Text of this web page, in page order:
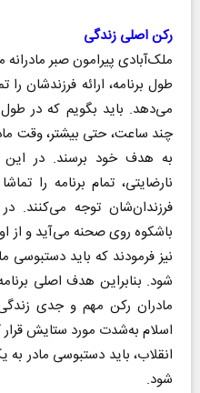
رکن اصلی زندگی
ملک‌آبادی پیرامون صبر مادرانه
طول برنامه، ارائه فرزندشان
می‌دهد. باید بگویم که در
چند ساعت، حتی بیشتر، وقت مادر
به هدف خود برسند. در
نارضایتی، تمام برنامه را
فرزندان‌شان توجه می‌کنند.
باشکوه روی صحنه می‌آید و از
نیز فرمودند که باید دستبوسی
شود. بنابراین هدف اصلی
مادران رکن مهم و جدی
اسلام به‌شدت مورد ستایش
انقلاب، باید دستبوسی مادر به
شود.